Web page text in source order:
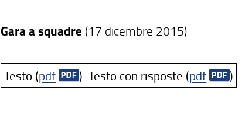
Gara a squadre (17 dicembre 2015)
Testo (pdf ) Testo con risposte (pdf )